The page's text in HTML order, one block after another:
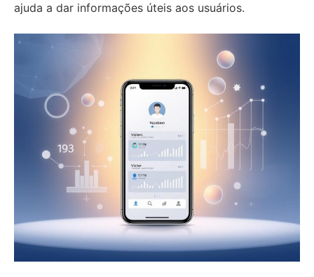
ajuda a dar informações úteis aos usuários.